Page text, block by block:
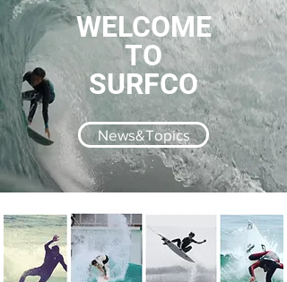
WELCOME
TO
SURFCO
News&Topics